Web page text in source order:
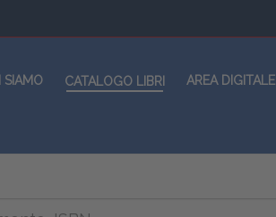
SIAMO CATALOGO LIBRI AREA DIGITALE